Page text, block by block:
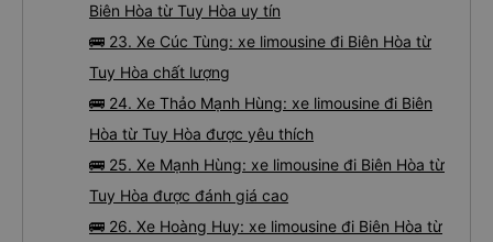
Biên Hòa từ Tuy Hòa uy tín
🚌 23. Xe Cúc Tùng: xe limousine đi Biên Hòa từ
Tuy Hòa chất lượng
🚌 24. Xe Thảo Mạnh Hùng: xe limousine đi Biên
Hòa từ Tuy Hòa được yêu thích
🚌 25. Xe Mạnh Hùng: xe limousine đi Biên Hòa từ
Tuy Hòa được đánh giá cao
🚌 26. Xe Hoàng Huy: xe limousine đi Biên Hòa từ